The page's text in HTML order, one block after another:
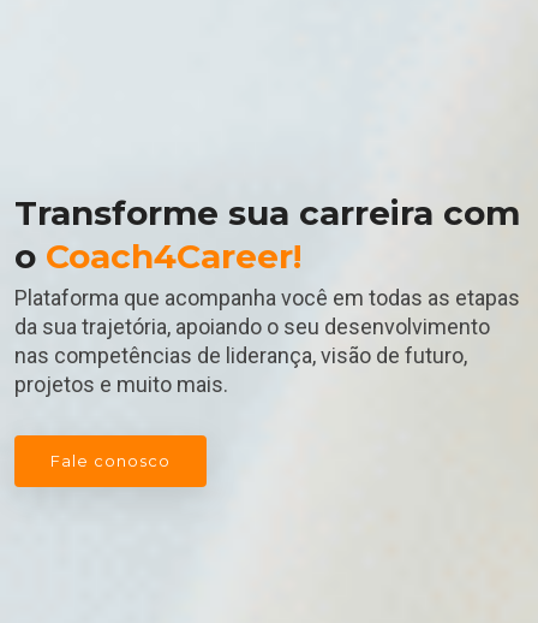
Transforme sua carreira com
o Coach4Career!
Plataforma que acompanha você em todas as etapas
da sua trajetória, apoiando o seu desenvolvimento
nas competências de liderança, visão de futuro,
projetos e muito mais.
Fale conosco